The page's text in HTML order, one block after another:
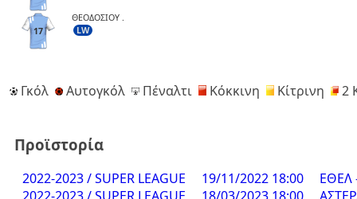
17
ΘΕΟΔΟΣΙΟΥ .
LW
Γκόλ Αυτογκόλ Πέναλτι Κόκκινη Κίτρινη 2
Προϊστορία
2022-2023 / SUPER LEAGUE 19/11/2022 18:00
ΕΘΕΛ